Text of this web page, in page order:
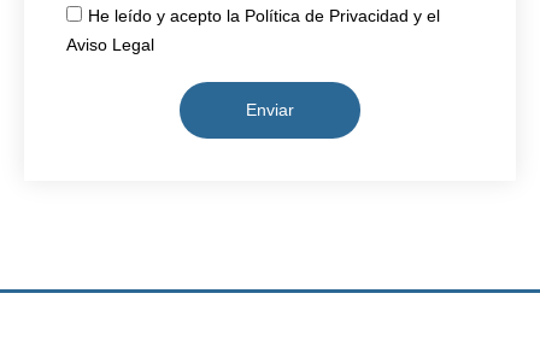
He leído y acepto la Política de Privacidad y el
Aviso Legal
Enviar